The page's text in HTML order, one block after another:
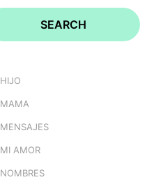
SEARCH
HIJO
MAMA
MENSAJES
MI AMOR
NOMBRES